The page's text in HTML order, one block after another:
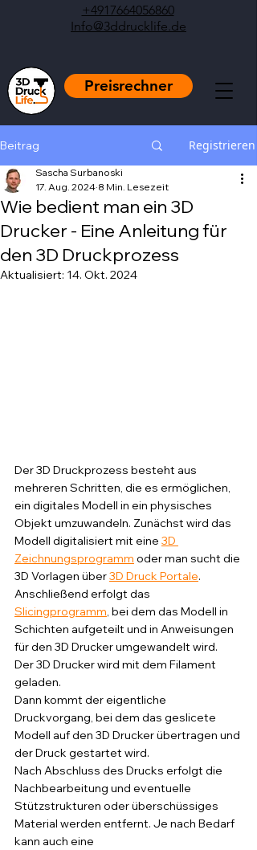
+4917664056860
Info@3ddrucklife.de
Preisrechner
Beitrag Registrieren
Wie bedient man ein 3D
Drucker - Eine Anleitung für
den 3D Druckprozess
Sascha Surbanoski
17. Aug. 2024 8 Min. Lesezeit
Aktualisiert: 14. Okt. 2024
Der 3D Druckprozess besteht aus
mehreren Schritten, die es ermöglichen,
ein digitales Modell in ein physisches
Objekt umzuwandeln. Zunächst wird das
Modell digitalisiert mit eine 3D
Zeichnungsprogramm oder man sucht die
3D Vorlagen über 3D Druck Portale.
Anschließend erfolgt das
Slicingprogramm, bei dem das Modell in
Schichten aufgeteilt und in Anweisungen
für den 3D Drucker umgewandelt wird.
Der 3D Drucker wird mit dem Filament
geladen.
Dann kommt der eigentliche
Druckvorgang, bei dem das geslicete
Modell auf den 3D Drucker übertragen und
der Druck gestartet wird.
Nach Abschluss des Drucks erfolgt die
Nachbearbeitung und eventuelle
Stützstrukturen oder überschüssiges
Material werden entfernt. Je nach Bedarf
kann auch eine